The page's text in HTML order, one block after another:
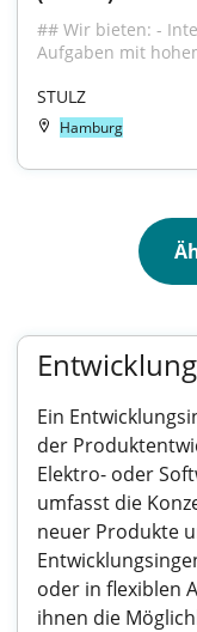
## Wir bieten: -
Aufgaben mit
STULZ
Hamburg
Ein
der
Elektro- oder
umfasst die
neuer Produkte
oder in flexiblen
ihnen die